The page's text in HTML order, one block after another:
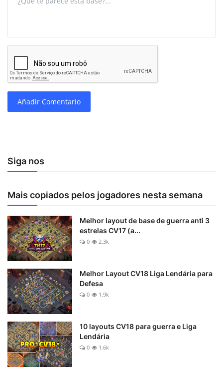
Añadir Comentario
Siga nos
Mais copiados pelos jogadores nesta semana
Melhor layout de base de guerra anti 3
estrelas CV17 (a...
0 2.3k
Melhor Layout CV18 Liga Lendária para
Defesa
0 1.9k
10 layouts CV18 para guerra e Liga
Lendária
0 1.6k